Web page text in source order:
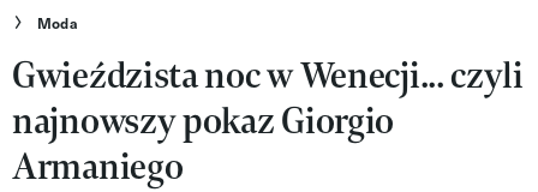
Wideo
Nasze akcje
VIVA!ART
VIVA!MODA
Moda
Gwieździsta noc w Wenecji... czyli
najnowszy pokaz Giorgio
Armaniego